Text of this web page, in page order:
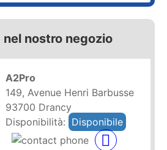
nostro negozio
A2Pro
149, Avenue Henri Barbusse
93700 Drancy
Disponibilità: Disponibile